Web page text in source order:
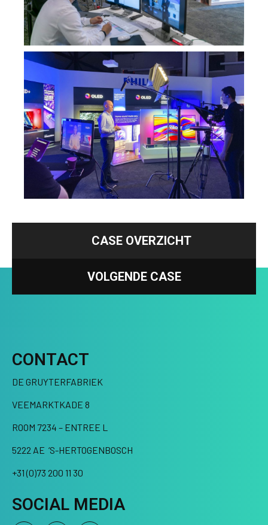
CASE OVERZICHT
VOLGENDE CASE
CONTACT
DE GRUYTERFABRIEK
VEEMARKTKADE 8
ROOM 7234 – ENTREE L
5222 AE ‘S-HERTOGENBOSCH
+31 (0)73 200 11 30
SOCIAL MEDIA